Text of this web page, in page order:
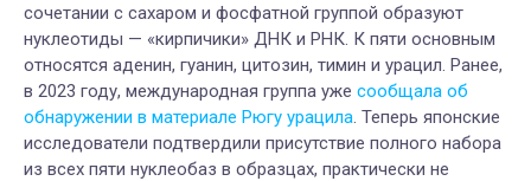
сочетании с сахаром и фосфатной группой образуют
нуклеотиды — «кирпичики» ДНК и РНК. К пяти основным
относятся аденин, гуанин, цитозин, тимин и урацил. Ранее,
в 2023 году, международная группа уже сообщала об
обнаружении в материале Рюгу урацила. Теперь японские
исследователи подтвердили присутствие полного набора
из всех пяти нуклеобаз в образцах, практически не